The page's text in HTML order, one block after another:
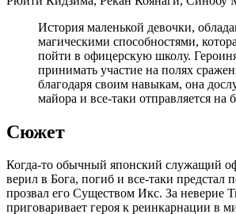
История маленькой девочки,
магическими способностями,
пойти в офицерскую школу.
принимать участие на полях
благодаря своим навыкам, она
майора и все-таки отправляется на
Сюжет
Когда-то обычный японский служащий
верил в Бога, погиб и все-таки предстал
прозвал его Существом Икс. За неверие
приговаривает героя к реинкарнации в